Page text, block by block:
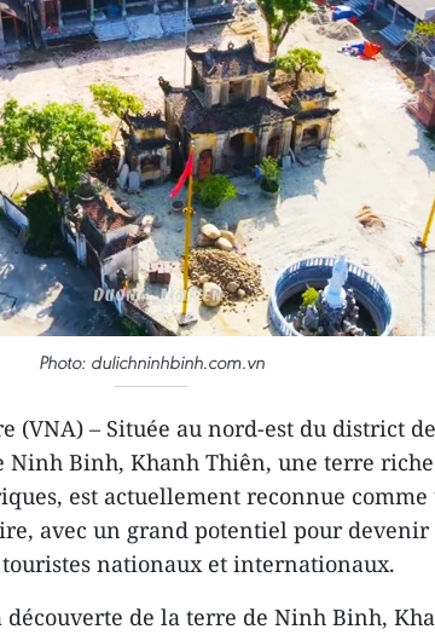
Photo: dulichninhbinh.com.vn
(VNA) – Située au nord-est du district
Ninh Binh, Khanh Thiên, une terre
est actuellement reconnue
avec un grand potentiel pour
nationaux et internationaux.
de la terre de Ninh Binh,